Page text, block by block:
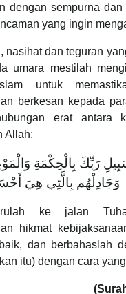
dengan sempurna
yang ingin
nasihat dan teguran
umara mestilah
untuk
berkesan kepada
erat antara
Allah:
رَبِّكَ بِالْحِكْمَةِ
وَجَادِلْهُم بِالَّتِي هِيَ
ke jalan
hikmat
dan berbahaslah
itu) dengan cara